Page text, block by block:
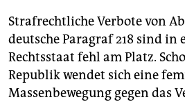
Strafrechtliche Verbote von
deutsche Paragraf 218 sind in
Rechtsstaat fehl am Platz.
Republik wendet sich eine
Massenbewegung gegen das